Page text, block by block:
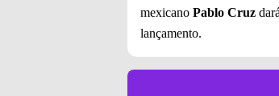
mexicano Pablo Cruz
lançamento.